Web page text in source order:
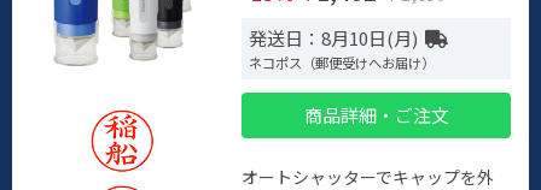
発送日：8月10日(月)
ネコポス（郵便受けへお届け）
商品詳細・ご注文
オートシャッターでキャップを外